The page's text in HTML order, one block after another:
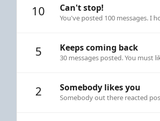
10 Can't stop!
You've posted 100 messages. I
5 Keeps coming back
30 messages posted. You must
2 Somebody likes you
Somebody out there reacted